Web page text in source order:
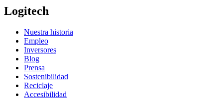
Logitech
Nuestra historia
Empleo
Inversores
Blog
Prensa
Sostenibilidad
Reciclaje
Accesibilidad